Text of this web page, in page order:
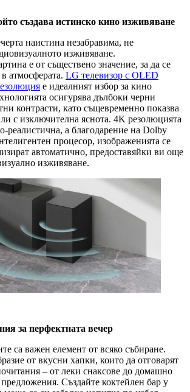
създава истинско кино изживяване
наистина незабравима, не
изживяване.
е от съществено значение, за да се
атмосферата. LG телевизор с OLED
е идеалният избор за кино
осигурява дълбоки черни
контрасти, като същевременно показва
с изключителна яснота. 4K резолюцията
реалистична, а благодарение на Dolby
процесор, изображенията се
автоматично, предоставяйки ви още
изживяване.
за перфектната вечер
са важен елемент от всяко събиране.
от вкусни хапки, които да отговарят
– от леки снаксове до домашно
Създайте коктейлен бар у